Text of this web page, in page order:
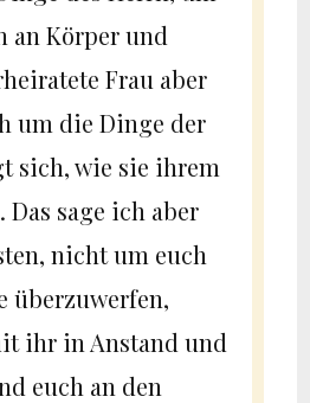
an Körper und
Frau aber
um die Dinge der
sich, wie sie ihrem
Das sage ich aber
nicht um euch
überzuwerfen,
ihr in Anstand und
euch an den